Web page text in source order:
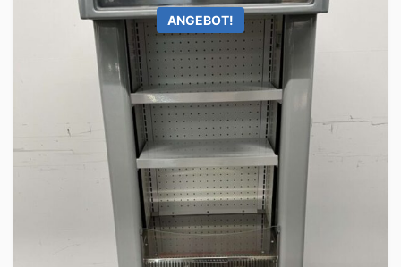
ANGEBOT!